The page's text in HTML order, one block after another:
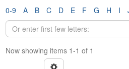
0-9 A B C D E F G H I
Now showing items 1-1 of 1